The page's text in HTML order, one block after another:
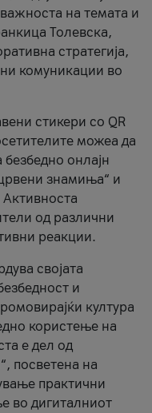
на темата и
Толевска,
стратегија,
комуникации во
стикери со QR
можеа да
безбедно онлајн
знамиња“ и
од различни
реакции.
својата
и
култура
користење на
е дел од
посветена на
практични
во дигиталниот